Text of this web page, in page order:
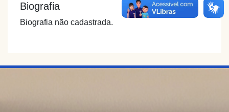
Biografia
Biografia não cadastrada.